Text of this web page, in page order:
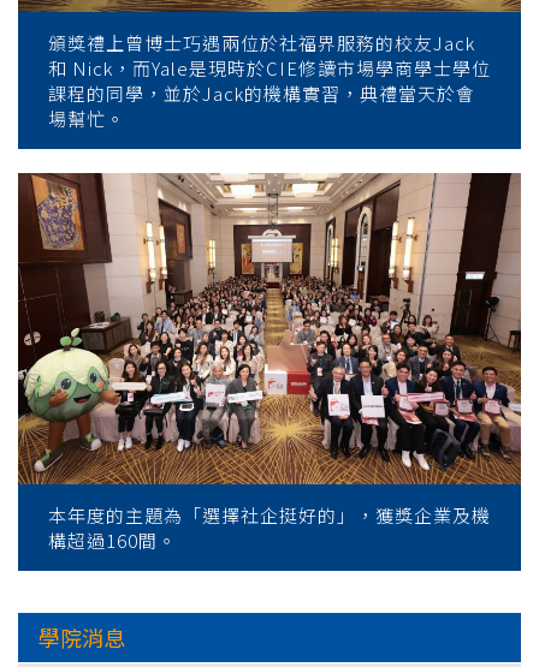
頒獎禮上曾博士巧遇兩位於社福界服務的校友Jack
和 Nick，而Yale是現時於CIE修讀市場學商學士學位
課程的同學，並於Jack的機構實習，典禮當天於會
場幫忙。
本年度的主題為「選擇社企挺好的」，獲獎企業及機
構超過160間。
學院消息